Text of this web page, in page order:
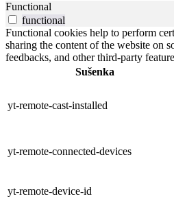
Functional
functional
Functional cookies help to perform
sharing the content of the website on
feedbacks, and other third-party
Sušenka
yt-remote-cast-installed
yt-remote-connected-devices
yt-remote-device-id